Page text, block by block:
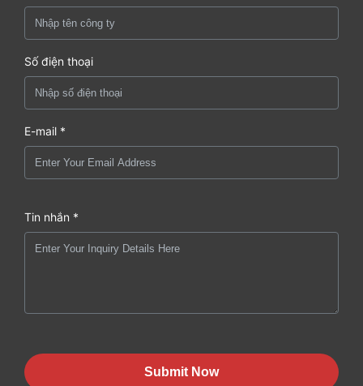
Số điện thoại
E-mail *
Tin nhắn *
Submit Now